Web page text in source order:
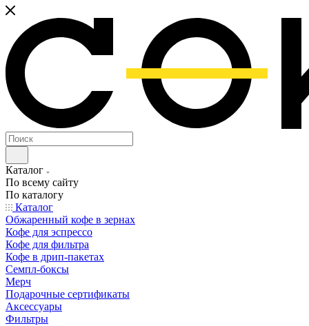
Каталог
По всему сайту
По каталогу
Каталог
Обжаренный кофе в зернах
Кофе для эспрессо
Кофе для фильтра
Кофе в дрип-пакетах
Семпл-боксы
Мерч
Подарочные сертификаты
Аксессуары
Фильтры